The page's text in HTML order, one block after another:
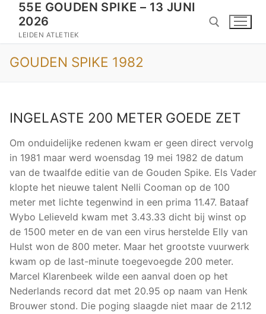
Doorgaan
inhoud
55E GOUDEN SPIKE – 13 JUNI
2026
LEIDEN ATLETIEK
Zoeken naar:
GOUDEN SPIKE 1982
INGELASTE 200 METER GOEDE ZET
Om onduidelijke redenen kwam er geen direct vervolg
in 1981 maar werd woensdag 19 mei 1982 de datum
van de twaalfde editie van de Gouden Spike. Els Vader
klopte het nieuwe talent Nelli Cooman op de 100
meter met lichte tegenwind in een prima 11.47. Bataaf
Wybo Lelieveld kwam met 3.43.33 dicht bij winst op
de 1500 meter en de van een virus herstelde Elly van
Hulst won de 800 meter. Maar het grootste vuurwerk
kwam op de last-minute toegevoegde 200 meter.
Marcel Klarenbeek wilde een aanval doen op het
Nederlands record dat met 20.95 op naam van Henk
Brouwer stond. Die poging slaagde niet maar de 21.12